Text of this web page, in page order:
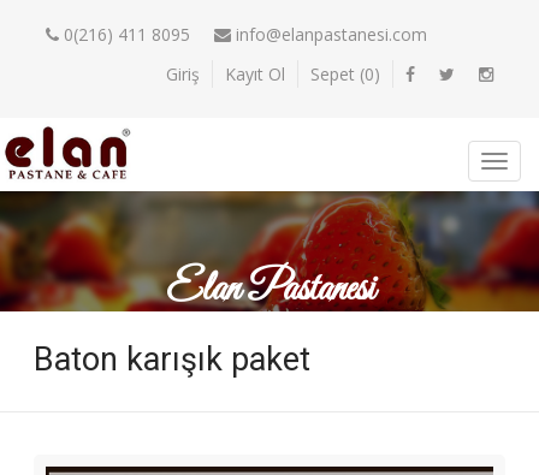
0(216) 411 8095
info@elanpastanesi.com
Giriş
Kayıt Ol Sepet (0)
Elan Pastanesi
Baton karışık paket